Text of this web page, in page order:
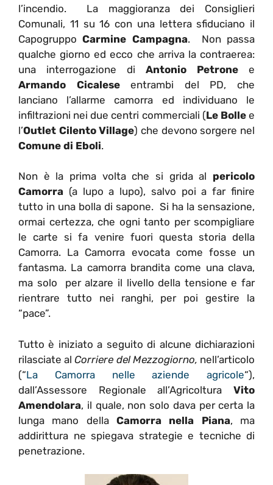
l’incendio. La maggioranza dei Consiglieri
Comunali, 11 su 16 con una lettera sfiduciano il
CapogruppoCarmine Campagna. Non passa
qualche giorno ed ecco che arriva la contraerea:
una interrogazione di Antonio Petrone e
Armando Cicaleseentrambi del PD, che
lanciano l’allarme camorra ed individuano le
infiltrazioni nei due centri commerciali (Le Bollee
l’Outlet Cilento Village) che devono sorgere nel
Comune di Eboli.
Non è la prima volta che si grida al pericolo
Camorra (a lupo a lupo), salvo poi a far finire
tutto in una bolla di sapone. Si ha la sensazione,
ormai certezza, che ogni tanto per scompigliare
le carte si fa venire fuori questa storia della
Camorra. La Camorra evocata come fosse un
fantasma. La camorra brandita come una clava,
ma solo per alzare il livello della tensione e far
rientrare tutto nei ranghi, per poi gestire la
“pace”.
Tutto è iniziato a seguito di alcune dichiarazioni
rilasciate alCorriere del Mezzogiorno, nell’articolo
(“La Camorra nelle aziende agricole“),
dall’Assessore Regionale all’Agricoltura Vito
Amendolara, il quale, non solo dava per certa la
lunga mano della Camorra nella Piana, ma
addirittura ne spiegava strategie e tecniche di
penetrazione.